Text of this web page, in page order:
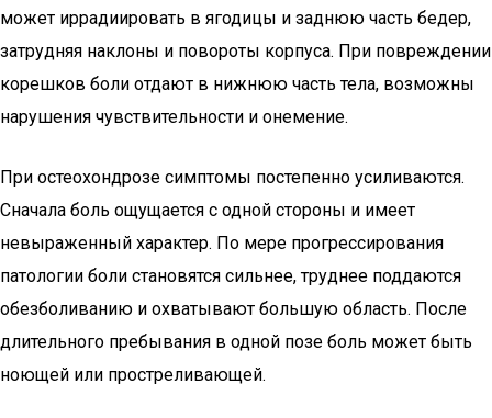
может иррадиировать в ягодицы и заднюю часть бедер,
затрудняя наклоны и повороты корпуса. При повреждении
корешков боли отдают в нижнюю часть тела, возможны
нарушения чувствительности и онемение.
При остеохондрозе симптомы постепенно усиливаются.
Сначала боль ощущается с одной стороны и имеет
невыраженный характер. По мере прогрессирования
патологии боли становятся сильнее, труднее поддаются
обезболиванию и охватывают большую область. После
длительного пребывания в одной позе боль может быть
ноющей или простреливающей.